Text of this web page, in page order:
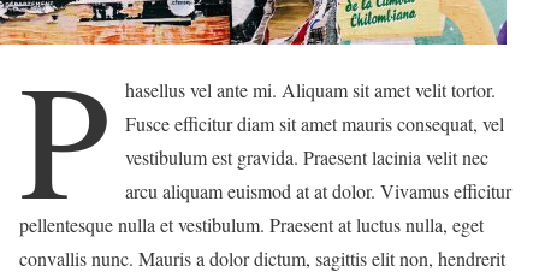
P
hasellus vel ante mi. Aliquam sit amet velit tortor.
Fusce efficitur diam sit amet mauris consequat, vel
vestibulum est gravida. Praesent lacinia velit nec
arcu aliquam euismod at at dolor. Vivamus efficitur
pellentesque nulla et vestibulum. Praesent at luctus nulla, eget
convallis nunc. Mauris a dolor dictum, sagittis elit non, hendrerit